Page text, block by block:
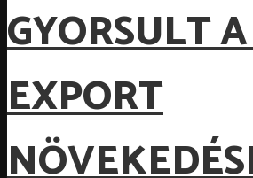
GYORSULT
EXPORT